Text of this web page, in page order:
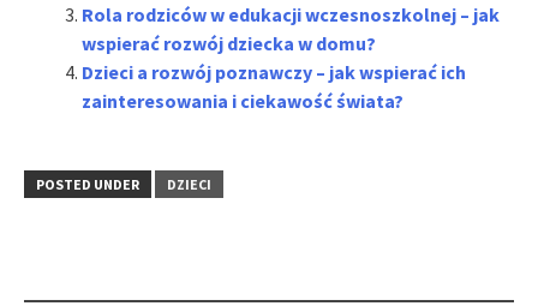
Rola rodziców w edukacji wczesnoszkolnej – jak
wspierać rozwój dziecka w domu?
Dzieci a rozwój poznawczy – jak wspierać ich
zainteresowania i ciekawość świata?
POSTED UNDER DZIECI